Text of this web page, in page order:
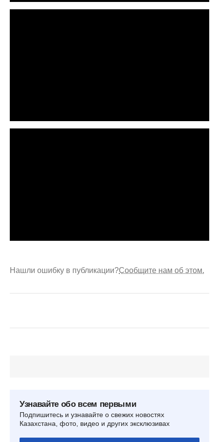
Нашли ошибку в публикации?Сообщите нам об этом.
Узнавайте обо всем первыми
Подпишитесь и узнавайте о свежих новостях
Казахстана, фото, видео и других эксклюзивах